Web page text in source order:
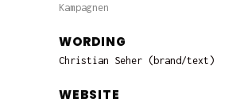
Kampagnen
WORDING
Christian Seher (brand/text)
WEBSITE